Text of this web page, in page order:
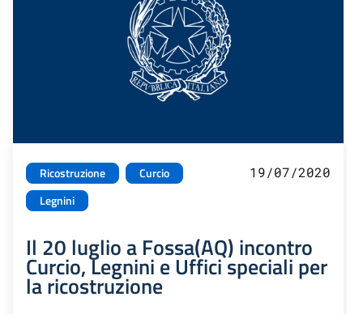
Ricostruzione
Curcio
Legnini
19/07/2020
Il 20 luglio a Fossa(AQ) incontro
Curcio, Legnini e Uffici speciali per
la ricostruzione